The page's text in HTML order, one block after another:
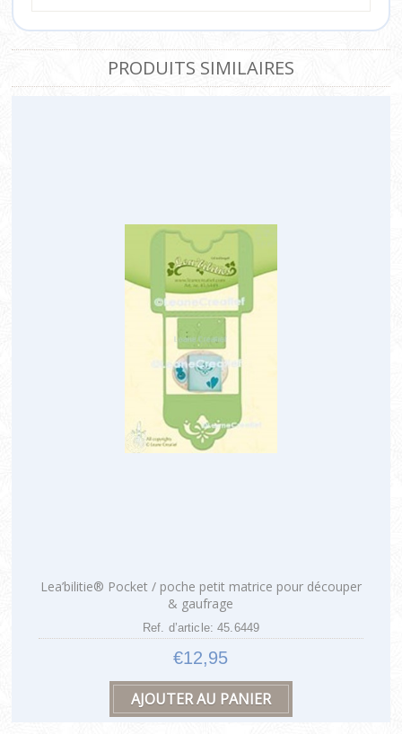
PRODUITS SIMILAIRES
Lea’bilitie® Pocket / poche petit matrice pour découper
& gaufrage
Ref. d’article: 45.6449
€12,95